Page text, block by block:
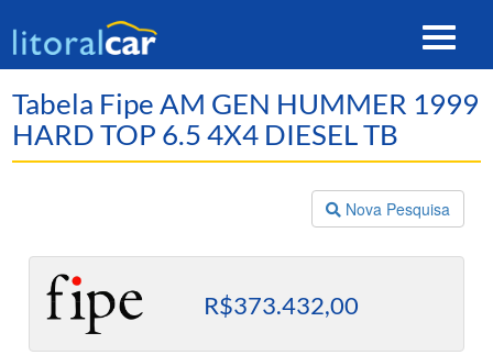
Toggle
Tabela Fipe AM GEN HUMMER 1999
HARD TOP 6.5 4X4 DIESEL TB
Nova Pesquisa
R$373.432,00